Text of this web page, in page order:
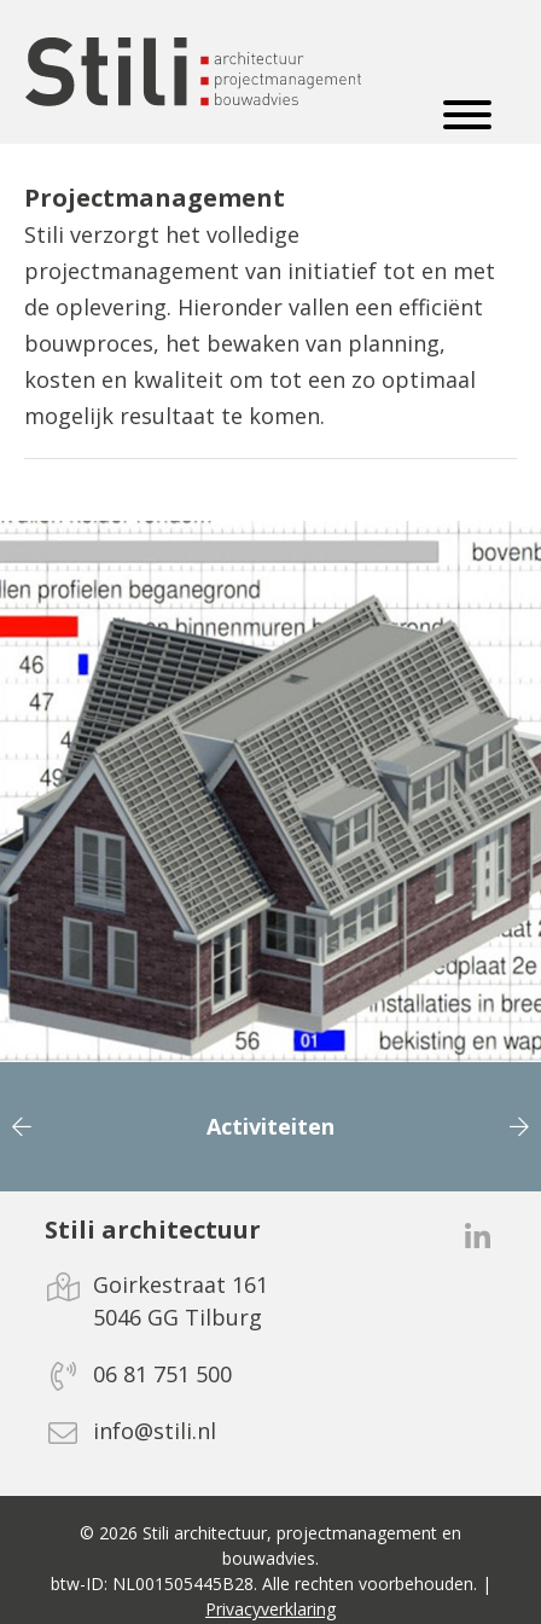
Projectmanagement
Stili verzorgt het volledige
projectmanagement van initiatief tot en met
de oplevering. Hieronder vallen een efficiënt
bouwproces, het bewaken van planning,
kosten en kwaliteit om tot een zo optimaal
mogelijk resultaat te komen.
Activiteiten
Stili architectuur
Goirkestraat 161
5046 GG Tilburg
06 81 751 500
info@stili.nl
© 2026 Stili architectuur, projectmanagement en
bouwadvies.
btw-ID: NL001505445B28. Alle rechten voorbehouden. |
Privacyverklaring